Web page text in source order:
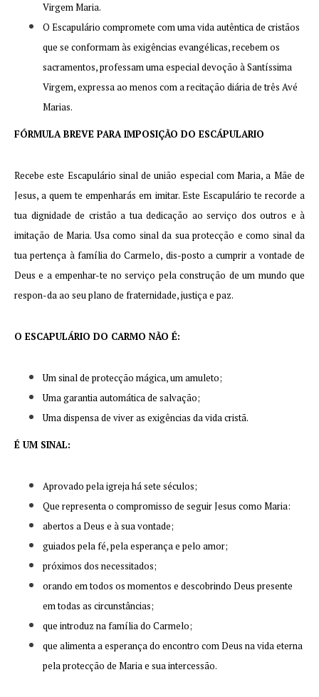
Virgem Maria.
O Escapulário compromete com uma vida autêntica de cristãos
que se conformam às exigências evangélicas, recebem os
sacramentos, professam uma especial devoção à Santíssima
Virgem, expressa ao menos com a recitação diária de três Avé
Marias.
FÓRMULA BREVE PARA IMPOSIÇÃO DO ESCÁPULARIO
Recebe este Escapulário sinal de união especial com Maria, a Mãe de
Jesus, a quem te empenharás em imitar. Este Escapulário te recorde a
tua dignidade de cristão a tua dedicação ao serviço dos outros e à
imitação de Maria. Usa como sinal da sua protecção e como sinal da
tua pertença à família do Carmelo, dis-posto a cumprir a vontade de
Deus e a empenhar-te no serviço pela construção de um mundo que
respon-da ao seu plano de fraternidade, justiça e paz.
O ESCAPULÁRIO DO CARMO NÃO É:
Um sinal de protecção mágica, um amuleto;
Uma garantia automática de salvação;
Uma dispensa de viver as exigências da vida cristã.
É UM SINAL:
Aprovado pela igreja há sete séculos;
Que representa o compromisso de seguir Jesus como Maria:
abertos a Deus e à sua vontade;
guiados pela fé, pela esperança e pelo amor;
próximos dos necessitados;
orando em todos os momentos e descobrindo Deus presente
em todas as circunstâncias;
que introduz na família do Carmelo;
que alimenta a esperança do encontro com Deus na vida eterna
pela protecção de Maria e sua intercessão.